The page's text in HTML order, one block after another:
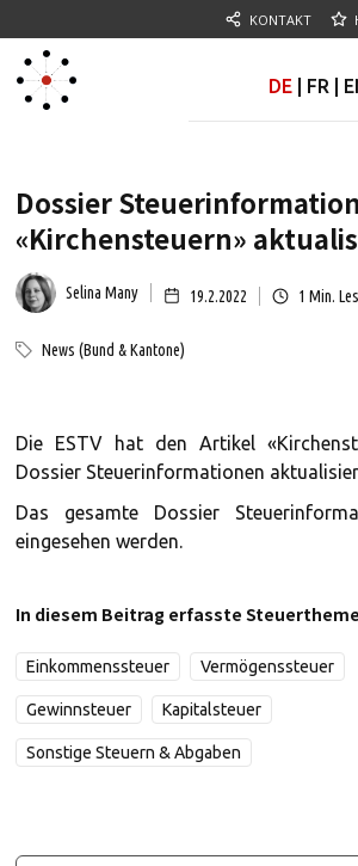
KONTAKT
DE FR
Dossier
«Kirchensteuern»
Selina Many 19.2.2022 1 Min.
News (Bund & Kantone)
Die ESTV hat den Artikel
Dossier Steuerinformationen
Das gesamte Dossier
eingesehen werden.
In diesem Beitrag erfasste
Einkommenssteuer Vermögenssteuer
Gewinnsteuer Kapitalsteuer
Sonstige Steuern & Abgaben